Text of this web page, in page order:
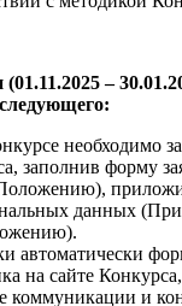
–
необходимо
заполнив форму
данных
автоматически
на сайте
коммуникации и